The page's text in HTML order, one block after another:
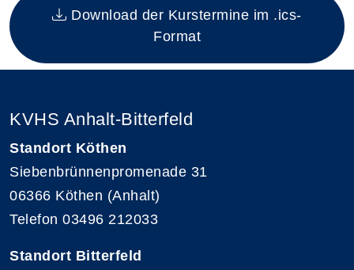
Download der Kurstermine im .ics-
Format
KVHS Anhalt-Bitterfeld
Standort Köthen
Siebenbrünnenpromenade 31
06366 Köthen (Anhalt)
Telefon 03496 212033
Standort Bitterfeld